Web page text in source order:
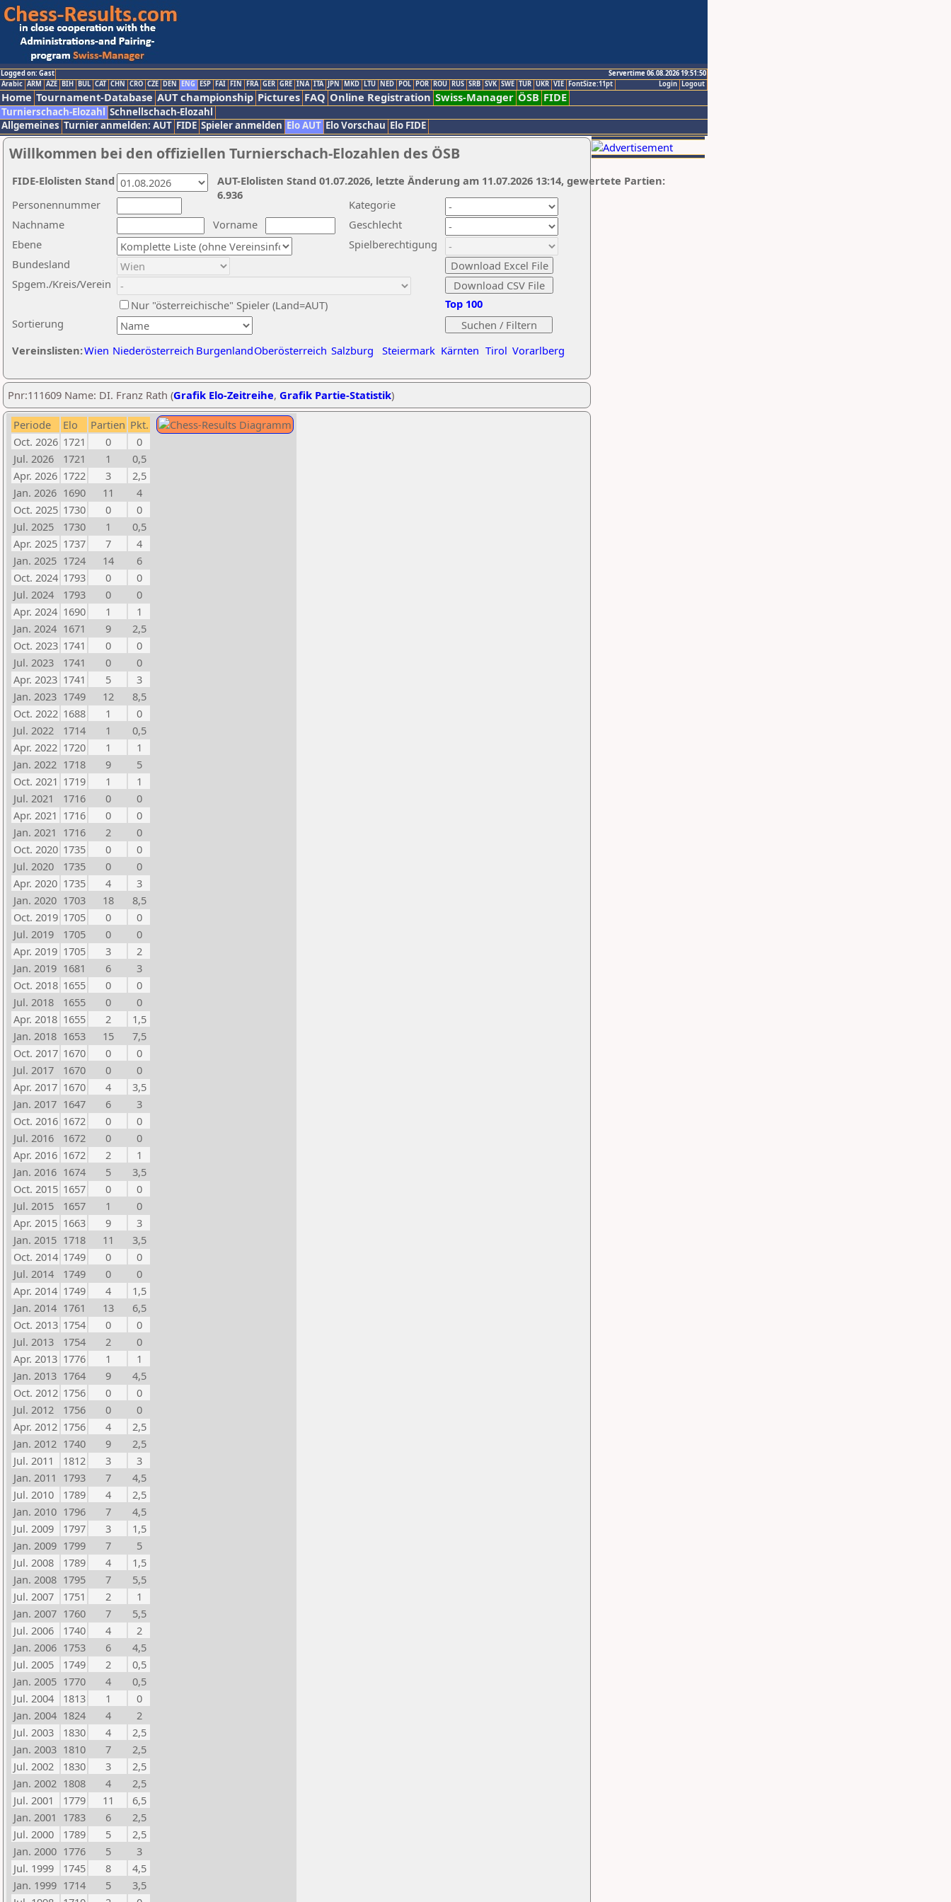
Logged on: Gast
Servertime 06.08.2026 19:51:50
Logout
Login
Arabic ARM AZE BIH BUL CAT CHN CRO CZE DEN ENG ESP FAI FIN FRA GER GRE INA ITA JPN MKD LTU NED POL POR ROU RUS SRB SVK SWE TUR UKR VIE FontSize:11pt
Home Tournament-Database AUT championship Pictures FAQ Online Registration Swiss-Manager ÖSB FIDE
Turnierschach-Elozahl Schnellschach-Elozahl
Allgemeines Turnier anmelden: AUT FIDE Spieler anmelden Elo AUT Elo Vorschau Elo FIDE
Willkommen bei den offiziellen Turnierschach-Elozahlen des ÖSB
Nachname
Vorname
Ebene
Kategorie
Sortierung
Personennummer
Bundesland
Spgem./Kreis/Verein
Geschlecht
Nur "österreichische" Spieler (Land=AUT)
Spielberechtigung
Vereinslisten:Wien Niederösterreich BurgenlandOberösterreich Salzburg Steiermark Kärnten Tirol Vorarlberg
Top 100
AUT-Elolisten Stand 01.07.2026, letzte Änderung am 11.07.2026 13:14, gewertete Partien:
6.936
FIDE-Elolisten Stand
Pnr:111609 Name: DI. Franz Rath (Grafik Elo-Zeitreihe, Grafik Partie-Statistik)
Periode Elo Partien Pkt.
Oct. 2026 1721 0
0
Jul. 2026
1721 1
0,5
Apr. 2026 1722 3
2,5
Jan. 2026 1690 11
4
Oct. 2025 1730 0
0
Jul. 2025
1730 1
0,5
Apr. 2025 1737 7
4
Jan. 2025 1724 14
6
Oct. 2024 1793 0
0
Jul. 2024
1793 0
0
Apr. 2024 1690 1
1
Jan. 2024 1671 9
2,5
Oct. 2023 1741 0
0
Jul. 2023
1741 0
0
Apr. 2023 1741 5
3
Jan. 2023 1749 12
8,5
Oct. 2022 1688 1
0
Jul. 2022
1714 1
0,5
Apr. 2022 1720 1
1
Jan. 2022 1718 9
5
Oct. 2021 1719 1
1
Jul. 2021
1716 0
0
Apr. 2021 1716 0
0
Jan. 2021 1716 2
0
Oct. 2020 1735 0
0
Jul. 2020
1735 0
0
Apr. 2020 1735 4
3
Jan. 2020 1703 18
8,5
Oct. 2019 1705 0
0
Jul. 2019
1705 0
0
Apr. 2019 1705 3
2
Jan. 2019 1681 6
3
Oct. 2018 1655 0
0
Jul. 2018
1655 0
0
Apr. 2018 1655 2
1,5
Jan. 2018 1653 15
7,5
Oct. 2017 1670 0
0
Jul. 2017
1670 0
0
Apr. 2017 1670 4
3,5
Jan. 2017 1647 6
3
Oct. 2016 1672 0
0
Jul. 2016
1672 0
0
Apr. 2016 1672 2
1
Jan. 2016 1674 5
3,5
Oct. 2015 1657 0
0
Jul. 2015
1657 1
0
Apr. 2015 1663 9
3
Jan. 2015 1718 11
3,5
Oct. 2014 1749 0
0
Jul. 2014
1749 0
0
Apr. 2014 1749 4
1,5
Jan. 2014 1761 13
6,5
Oct. 2013 1754 0
0
Jul. 2013
1754 2
0
Apr. 2013 1776 1
1
Jan. 2013 1764 9
4,5
Oct. 2012 1756 0
0
Jul. 2012
1756 0
0
Apr. 2012 1756 4
2,5
Jan. 2012 1740 9
2,5
Jul. 2011
1812 3
3
Jan. 2011 1793 7
4,5
Jul. 2010
1789 4
2,5
Jan. 2010 1796 7
4,5
Jul. 2009
1797 3
1,5
Jan. 2009 1799 7
5
Jul. 2008
1789 4
1,5
Jan. 2008 1795 7
5,5
Jul. 2007
1751 2
1
Jan. 2007 1760 7
5,5
Jul. 2006
1740 4
2
Jan. 2006 1753 6
4,5
Jul. 2005
1749 2
0,5
Jan. 2005 1770 4
0,5
Jul. 2004
1813 1
0
Jan. 2004 1824 4
2
Jul. 2003
1830 4
2,5
Jan. 2003 1810 7
2,5
Jul. 2002
1830 3
2,5
Jan. 2002 1808 4
2,5
Jul. 2001
1779 11
6,5
Jan. 2001 1783 6
2,5
Jul. 2000
1789 5
2,5
Jan. 2000 1776 5
3
Jul. 1999
1745 8
4,5
Jan. 1999 1714 5
3,5